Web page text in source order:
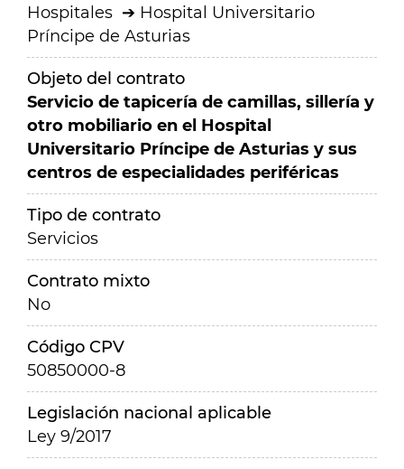
Hospitales
Hospital Universitario
Príncipe de Asturias
Objeto del contrato
Servicio de tapicería de camillas, sillería y
otro mobiliario en el Hospital
Universitario Príncipe de Asturias y sus
centros de especialidades periféricas
Tipo de contrato
Servicios
Contrato mixto
No
Código CPV
50850000-8
Legislación nacional aplicable
Ley 9/2017